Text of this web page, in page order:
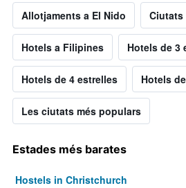
Allotjaments a El Nido
Hotels a Filipines Hotels de 3
Hotels de 4 estrelles Hotels
Les ciutats més populars
Estades més barates
Hostels in Christchurch